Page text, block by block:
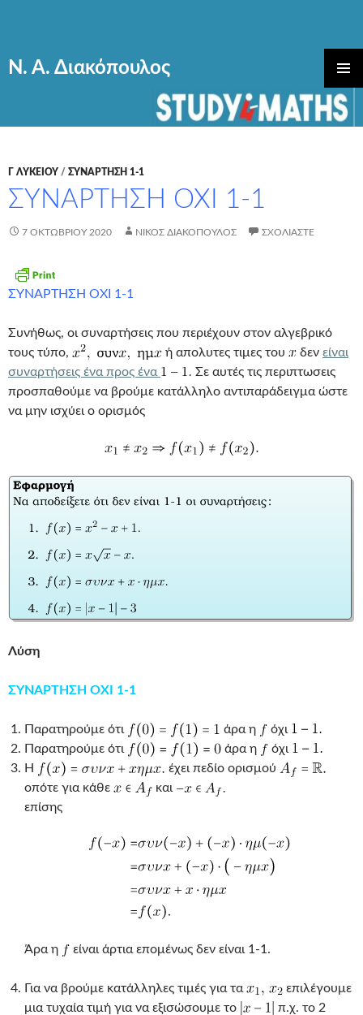
Ν. Α. Διακόπουλος
ΚΎΡΙΟ
ΜΕΝΟΎ
Γ ΛΥΚΕΊΟΥ / ΣΥΝΑΡΤΗΣΗ 1-1
ΣΥΝΑΡΤΗΣΗ ΟΧΙ 1-1
7 ΟΚΤΩΒΡΊΟΥ 2020 ΝΊΚΟΣ ΔΙΑΚΌΠΟΥΛΟΣ ΣΧΟΛΙΆΣΤΕ
ΣΥΝΑΡΤΗΣΗ ΟΧΙ 1-1
Συνήθως, οι συναρτήσεις που περιέχουν στον αλγεβρικό
τους τύπο,
ή απολυτες τιμες του δεν είναι
συναρτήσεις ένα προς ένα
Σε αυτές τις περιπτωσεις
προσπαθούμε να βρούμε κατάλληλο αντιπαράδειγμα ώστε
να μην ισχύει ο ορισμός
Λύση
ΣΥΝΑΡΤΗΣΗ ΟΧΙ 1-1
Παρατηρούμε ότι άρα η
όχι
Παρατηρούμε ότι
άρα η
όχι
Η
έχει πεδίο ορισμού
οπότε για κάθε
και
επίσης
Άρα η είναι άρτια επομένως δεν είναι 1-1.
Για να βρούμε κατάλληλες τιμές για τα
επιλέγουμε
μια τυχαία τιμή για να εξισώσουμε το
π.χ. το 2